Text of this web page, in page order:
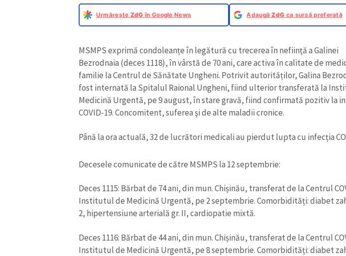
Urmărește ZdG în Google News AdaugăZdG ca sursă preferată
MSMPS exprimă condoleanțe în legătură cu trecerea în nefiinţă a Galinei
Bezrodnaia (deces 1118), în vârstă de 70 ani, care activa în calitate de
familie la Centrul de Sănătate Ungheni. Potrivit autorităților, Galina
fost internată la Spitalul Raional Ungheni, fiind ulterior transferată la
Medicină Urgentă, pe 9 august, în stare gravă, fiind confirmată pozitiv la
COVID-19. Concomitent, suferea şi de alte maladii cronice.
Până la ora actuală, 32 de lucrători medicali au pierdut lupta cu infecția
Decesele comunicate de către MSMPS la 12 septembrie:
Deces 1115: Bărbat de 74 ani, din mun. Chișinău, transferat de la Centrul
Institutul de Medicină Urgentă, pe 2 septembrie. Comorbidități: diabet
2, hipertensiune arterială gr. II, cardiopatie mixtă.
Deces 1116: Bărbat de 44 ani, din mun. Chișinău, transferat de la Centrul
Institutul de Medicină Urgentă, pe 8 septembrie. Comorbidități: diabet
ȘTIREA MEA